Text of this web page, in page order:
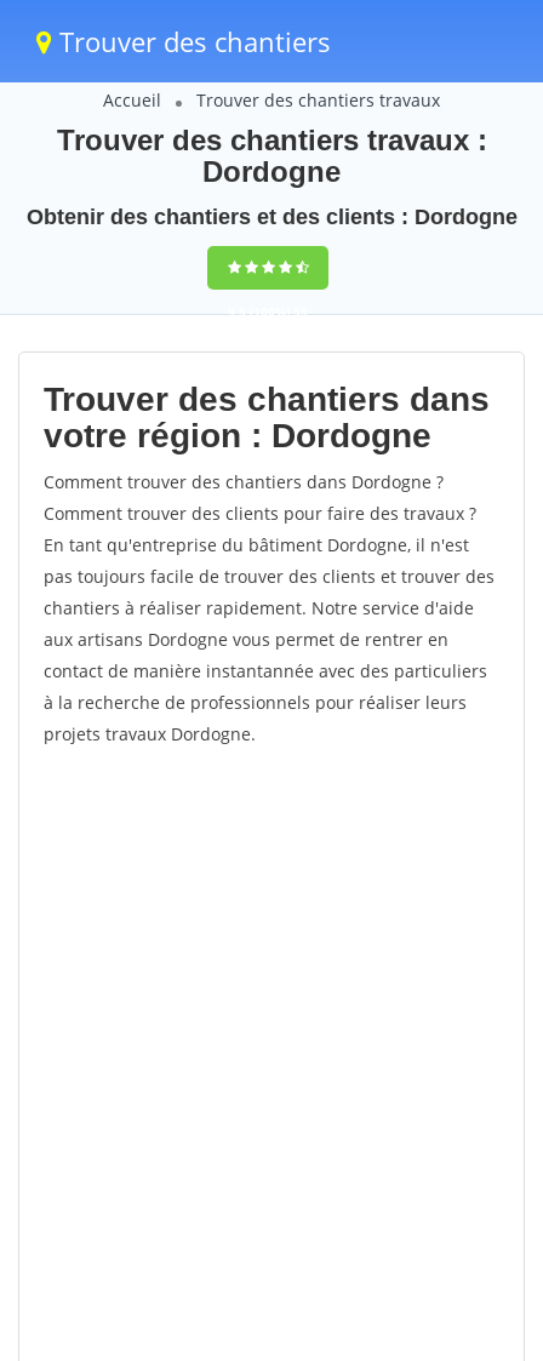
Trouver des chantiers
Accueil Trouver des chantiers travaux
Trouver des chantiers travaux :
Dordogne
Obtenir des chantiers et des clients : Dordogne
9,5(100%)55
votes
Trouver des chantiers dans
votre région : Dordogne
Comment trouver des chantiers dans Dordogne ?
Comment trouver des clients pour faire des travaux ?
En tant qu'entreprise du bâtiment Dordogne, il n'est
pas toujours facile de trouver des clients et trouver des
chantiers à réaliser rapidement. Notre service d'aide
aux artisans Dordogne vous permet de rentrer en
contact de manière instantannée avec des particuliers
à la recherche de professionnels pour réaliser leurs
projets travaux Dordogne.